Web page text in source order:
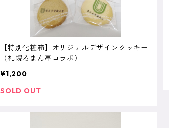
【特別化粧箱】オリジナルデザインクッキー
（札幌ろまん亭コラボ）
¥1,200
SOLD OUT